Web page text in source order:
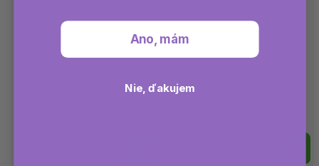
Ano, mám
Nie, ďakujem